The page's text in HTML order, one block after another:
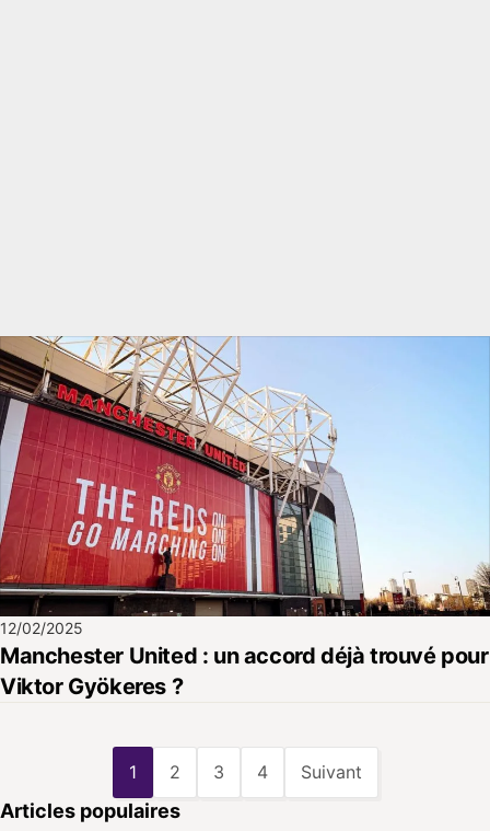
12/02/2025
Manchester United : un accord déjà trouvé pour
Viktor Gyökeres ?
1 2 3 4 Suivant
Articles populaires